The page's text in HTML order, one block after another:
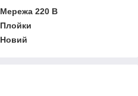
Мережа 220 В
Плойки
Новий